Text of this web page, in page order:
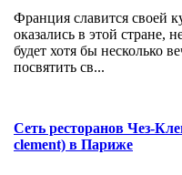
Франция славится своей
оказались в этой стране,
будет хотя бы несколько
посвятить св...
Сеть ресторанов Чез-
clement) в Париже